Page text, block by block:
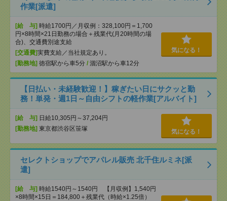
作業[派遣]
[給 与] 時給1700円／月収例：328,100円＝1,700
円×8時間×21日勤務の場合＋残業代(月20時間の場
合)、交通費別途支給
[交通費]実費支給／当社規定あり。
[勤務地] 徳宿駅から車5分 / 涸沼駅から車12分
気になる！
【日払い・未経験歓迎！】稼ぎたい日にサクッと勤
務！単発・週1日～自由シフトの軽作業[アルバイト]
[給 与] 日給10,305円～37,204円
[勤務地] 東京都渋谷区笹塚 気になる！
セレクトショップでアパレル販売 北千住ルミネ[派
遣]
[給 与] 時給1540円～1540円 【月収例】1,540円
×8時間×15日＝184,800＋残業代（時給×1.25倍）